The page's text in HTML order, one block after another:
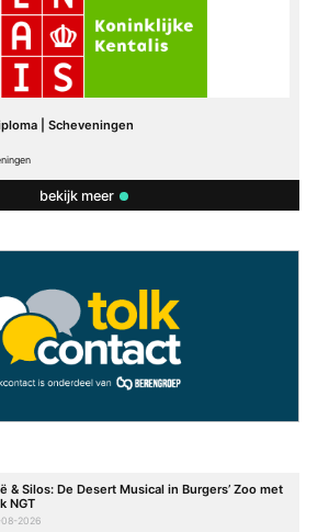
| Scheveningen
bekijk meer
& Silos: De Desert Musical in Burgers’ Zoo met
NGT
2026